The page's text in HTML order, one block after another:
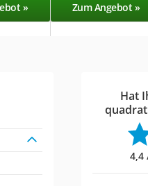
» Zum Angebot »
Hat
4,4